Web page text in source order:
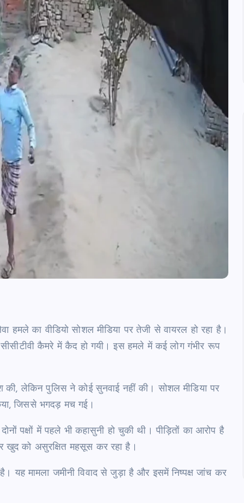
हमले का वीडियो सोशल मीडिया पर तेजी से वायरल हो रहा है।
कैमरे में कैद हो गयी। इस हमले में कई लोग गंभीर रूप
की, लेकिन पुलिस ने कोई सुनवाई नहीं की। सोशल मीडिया पर
जिससे भगदड़ मच गई।
पक्षों में पहले भी कहासुनी हो चुकी थी। पीड़ितों का आरोप है
खुद को असुरक्षित महसूस कर रहा है।
यह मामला जमीनी विवाद से जुड़ा है और इसमें निष्पक्ष जांच कर
news8pmtoday August 5, 2026